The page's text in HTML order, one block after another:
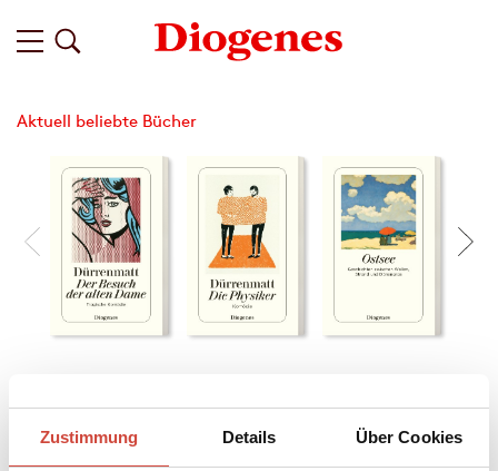
Zustimmung Details Über Cookies
Aktuell beliebte Bücher
Filter